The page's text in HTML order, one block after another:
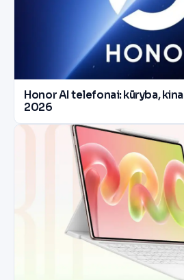
Honor AI telefonai: kūryba,
2026